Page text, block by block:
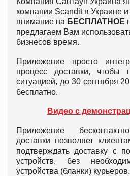
компании Scandit в Украине
внимание на БЕСПЛАТНОЕ
предлагаем Вам
бизнесов время.
Приложение просто
процесс доставки, чтобы
ситуацией, до 30 сентября
бесплатно.
Видео с
Приложение
доставки позволяет
подтверждать доставку с
устройств, без
устройства (бланки) курьеров.